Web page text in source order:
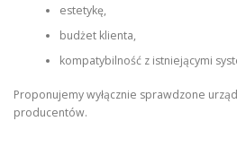
estetykę,
budżet klienta,
kompatybilność z istniejącymi
Proponujemy wyłącznie sprawdzone
producentów.